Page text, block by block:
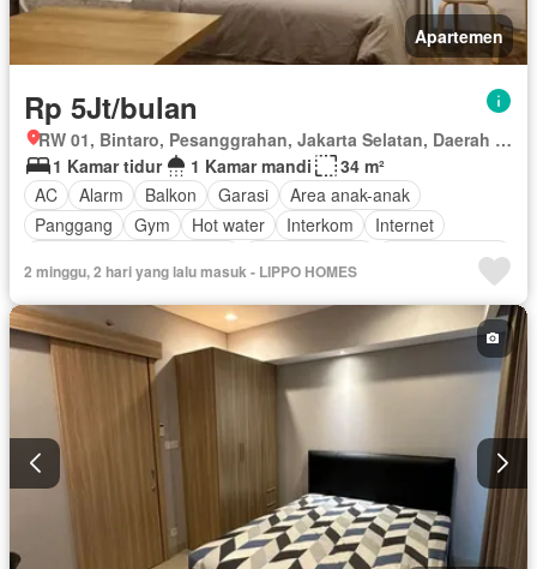
Apartemen
Rp 5Jt/bulan
RW 01, Bintaro, Pesanggrahan, Jakarta Selatan, Daerah Khusus Ibukota Jakarta
1 Kamar tidur
1 Kamar mandi
34 m²
AC
Alarm Balkon Garasi
Area anak-anak
Panggang
Gym Hot water Interkom
Internet
Secure parking
Keamanan
Kolam renang Telephone
Televisi
Berperabot lengkap
2 minggu, 2 hari yang lalu masuk - LIPPO HOMES